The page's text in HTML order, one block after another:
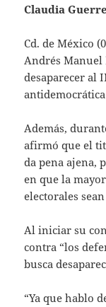
Claudia
Cd. de México
Andrés Manuel
desaparecer al
Además,
afirmó que el
da pena ajena,
en que la
electorales
Al iniciar su
contra “los
busca
“Ya que hablo